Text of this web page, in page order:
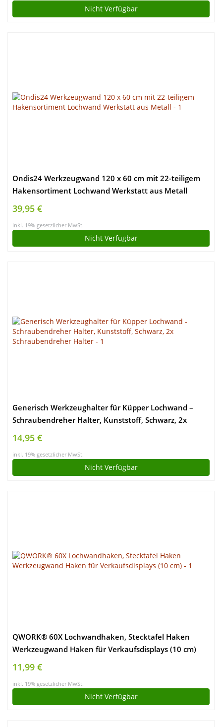
Nicht Verfügbar
Ondis24 Werkzeugwand 120 x 60 cm mit 22-teiligem
Hakensortiment Lochwand Werkstatt aus Metall
39,95 €
inkl. 19% gesetzlicher MwSt.
Nicht Verfügbar
Generisch Werkzeughalter für Küpper Lochwand –
Schraubendreher Halter, Kunststoff, Schwarz, 2x
Schraubendreher Halter
14,95 €
inkl. 19% gesetzlicher MwSt.
Nicht Verfügbar
QWORK® 60X Lochwandhaken, Stecktafel Haken
Werkzeugwand Haken für Verkaufsdisplays (10 cm)
11,99 €
inkl. 19% gesetzlicher MwSt.
Nicht Verfügbar